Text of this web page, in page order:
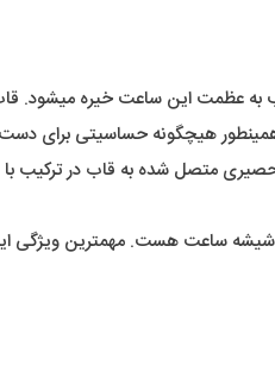
این ساعت خیره میشود. قاب
هیچگونه حساسیتی برای دست
متصل شده به قاب در ترکیب
شیشه ساعت هست. مهمترین